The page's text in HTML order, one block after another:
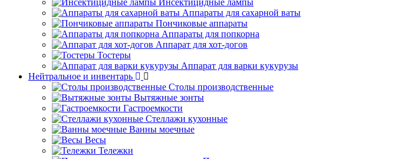
Инсектицидные лампы
Аппараты для сахарной ваты
Пончиковые аппараты
Аппараты для попкорна
Аппарат для хот-догов
Тостеры
Аппарат для варки кукурузы
Нейтральное и инвентарь
Столы производственные
Вытяжные зонты
Гастроемкости
Стеллажи кухонные
Ванны моечные
Весы
Тележки